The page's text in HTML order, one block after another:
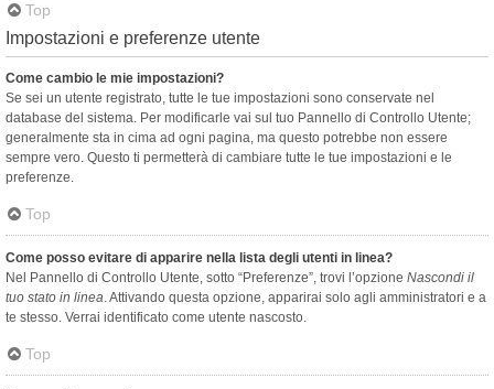
Top
Impostazioni e preferenze utente
Come cambio le mie impostazioni?
Se sei un utente registrato, tutte le tue impostazioni sono conservate nel
database del sistema. Per modificarle vai sul tuo Pannello di Controllo Utente;
generalmente sta in cima ad ogni pagina, ma questo potrebbe non essere
sempre vero. Questo ti permetterà di cambiare tutte le tue impostazioni e le
preferenze.
Top
Come posso evitare di apparire nella lista degli utenti in linea?
Nel Pannello di Controllo Utente, sotto “Preferenze”, trovi l’opzione Nascondi il
tuo stato in linea. Attivando questa opzione, apparirai solo agli amministratori e a
te stesso. Verrai identificato come utente nascosto.
Top